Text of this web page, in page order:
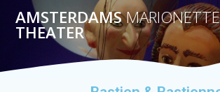
AMSTERDAMS
THEATER